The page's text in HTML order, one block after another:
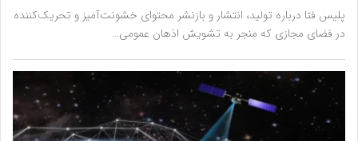
پلیس فتا درباره تولید، انتشار و بازنشر محتوای خشونت‌آمیز و تحریک‌کننده
در فضای مجازی که منجر به تشویش اذهان عمومی…